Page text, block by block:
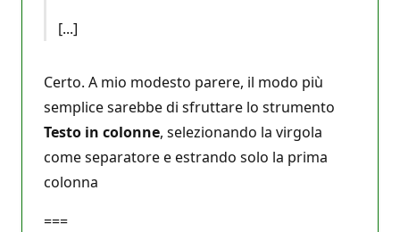
[...]
Certo. A mio modesto parere, il modo più
semplice sarebbe di sfruttare lo strumento
Testo in colonne, selezionando la virgola
come separatore e estrando solo la prima
colonna
===